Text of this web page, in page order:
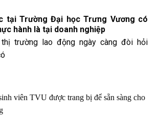
tại Trường Đại học Trưng Vương có
hành là tại doanh nghiệp
trường lao động ngày càng đòi hỏi